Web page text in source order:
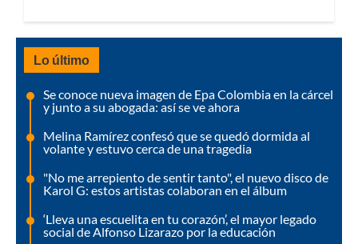
Lo último
Se conoce nueva imagen de Epa Colombia en la cárcel
y junto a su abogada: así se ve ahora
Melina Ramírez confesó que se quedó dormida al
volante y estuvo cerca de una tragedia
"No me arrepiento de sentir tanto", el nuevo disco de
Karol G: estos artistas colaboran en el álbum
‘Lleva una escuelita en tu corazón’, el mayor legado
social de Alfonso Lizarazo por la educación